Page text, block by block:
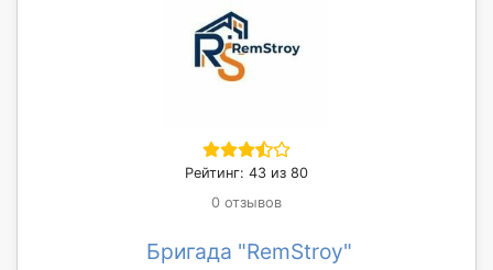
Рейтинг: 43 из 80
0 отзывов
Бригада "RemStroy"